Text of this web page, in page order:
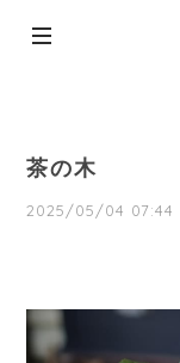
茶の木
2025/05/04 07:44